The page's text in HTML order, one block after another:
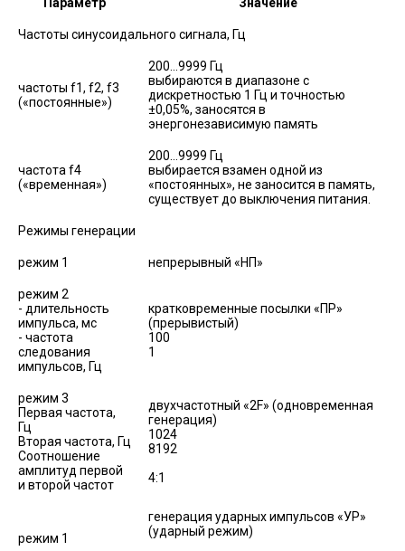
Частоты синусоидального сигнала, Гц
частоты f1, f2, f3
(«постоянные»)
200…9999 Гц
выбираются в диапазоне с
дискретностью 1 Гц и точностью
±0,05%, заносятся в
энергонезависимую память
частота f4
(«временная»)
200…9999 Гц
выбирается взамен одной из
«постоянных», не заносится в память,
существует до выключения питания.
Режимы генерации
режим 1 непрерывный «НП»
режим 2
- длительность
импульса, мс
- частота
следования
импульсов, Гц
кратковременные посылки «ПР»
(прерывистый)
100
1
режим 3
Первая частота,
Гц
Вторая частота, Гц
Соотношение
амплитуд первой
и второй частот
двухчастотный «2F» (одновременная
генерация)
1024
8192
4:1
режим 1
генерация ударных импульсов «УР»
(ударный режим)